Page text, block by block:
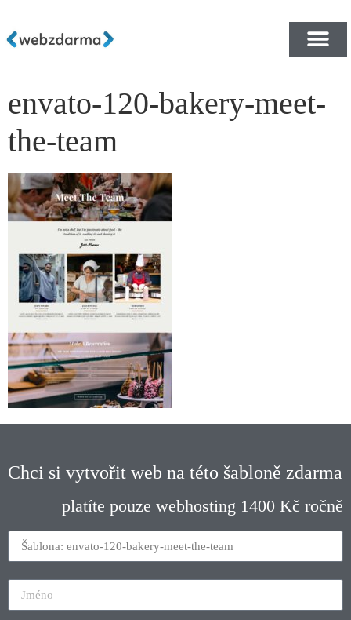
envato-120-bakery-meet-
the-team
Chci si vytvořit web na této šabloně zdarma
platíte pouze webhosting 1400 Kč ročně